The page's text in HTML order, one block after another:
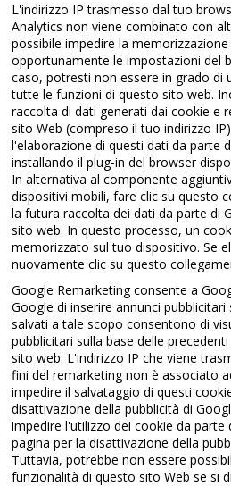
L'indirizzo IP trasmesso dal tuo
Analytics non viene combinato con
possibile impedire la
opportunamente le impostazioni del
caso, potresti non essere in grado di
tutte le funzioni di questo sito web.
raccolta di dati generati dai cookie e
sito Web (compreso il tuo indirizzo
l'elaborazione di questi dati da parte
installando il plug-in del browser
In alternativa al componente
dispositivi mobili, fare clic su questo
la futura raccolta dei dati da parte di
sito web. In questo processo, un
memorizzato sul tuo dispositivo. Se
nuovamente clic su questo
Google Remarketing consente a
Google di inserire annunci
salvati a tale scopo consentono di
pubblicitari sulla base delle
sito web. L'indirizzo IP che viene
fini del remarketing non è associato
impedire il salvataggio di questi
disattivazione della pubblicità di
impedire l'utilizzo dei cookie da parte
pagina per la disattivazione della
Tuttavia, potrebbe non essere
funzionalità di questo sito Web se si